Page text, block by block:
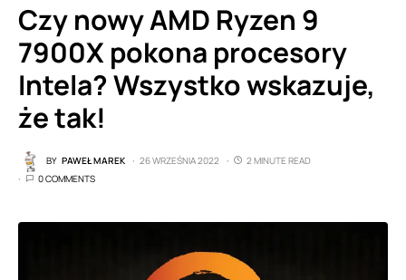
Czy nowy AMD Ryzen 9
7900X pokona procesory
Intela? Wszystko wskazuje,
że tak!
BY PAWEŁ MAREK 26 WRZEŚNIA 2022
2 MINUTE READ
0 COMMENTS